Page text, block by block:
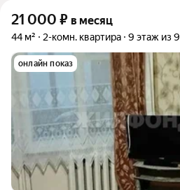
21 000 ₽ в месяц
44 м² 2-комн. квартира 9 этаж из 9
онлайн показ